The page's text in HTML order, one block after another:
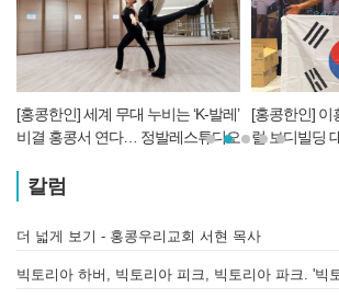
[홍콩한인] 세계 무대 누비는 ‘K-발레’
비결 홍콩서 연다… 정발레스튜디오
[홍콩한인] 이
럴 보디빌딩
칼럼
더 넓게 보기 - 홍콩우리교회 서현 목사